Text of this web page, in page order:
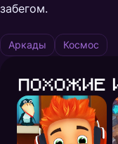
забегом.
Аркады Космос
Похожие